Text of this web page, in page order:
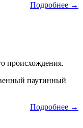
Подробнее →
происхождения.
паутинный
Подробнее →